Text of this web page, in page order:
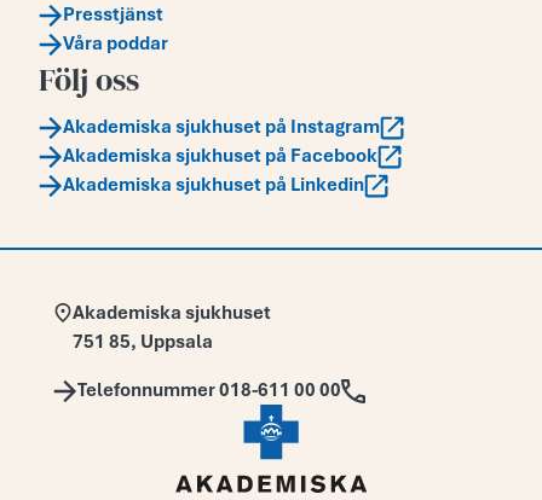
Presstjänst
Våra poddar
Följ oss
Akademiska sjukhuset på Instagram
Akademiska sjukhuset på Facebook
Akademiska sjukhuset på Linkedin
Adress:
Akademiska sjukhuset
751 85, Uppsala
Telefon:
Telefonnummer 018-611 00 00